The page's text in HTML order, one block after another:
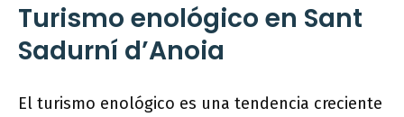
Turismo enológico en Sant
Sadurní d’Anoia
El turismo enológico es una tendencia creciente